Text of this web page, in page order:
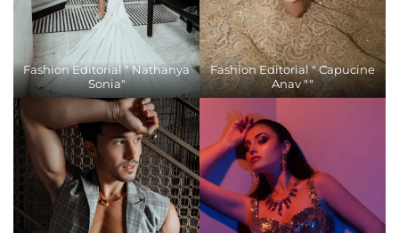
Fashion Editorial " Nathanya
Sonia"
Fashion Editorial " Capucine
Anav ""